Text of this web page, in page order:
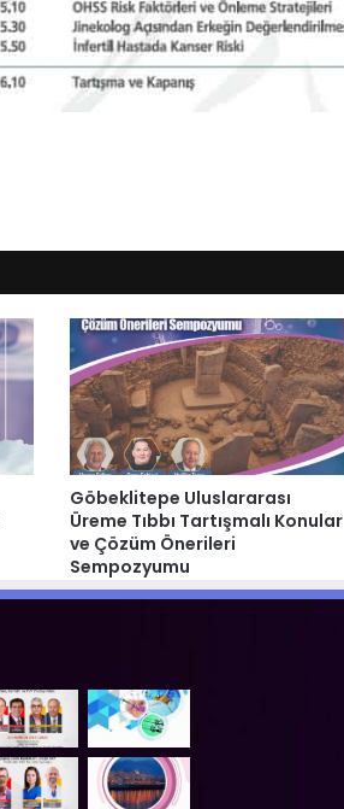
Göbeklitepe Uluslararası
Üreme Tıbbı Tartışmalı Konular
ve Çözüm Önerileri
Sempozyumu